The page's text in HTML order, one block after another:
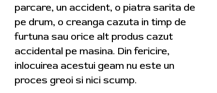
parcare, un accident, o piatra sarita de
pe drum, o creanga cazuta in timp de
furtuna sau orice alt produs cazut
accidental pe masina. Din fericire,
inlocuirea acestui geam nu este un
proces greoi si nici scump.